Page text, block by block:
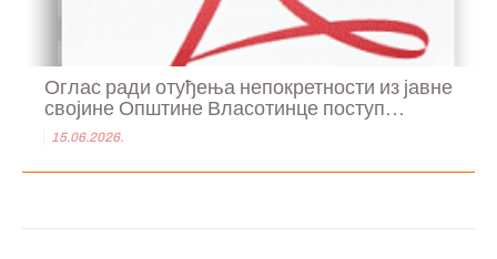
Оглас ради отуђења непокретности из јавне
својине Општине Власотинце поступ...
15.06.2026.